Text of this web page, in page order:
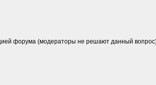
форума (модераторы не решают данный